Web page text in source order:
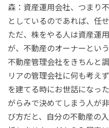
森：資産運用会社、つまり
としているのであれば、任
ただ、株をやる人は資産運
が、不動産のオーナーとい
不動産管理会社をきちんと
リアの管理会社に何も考え
を建てる時にお世話になっ
がらみで決めてしまう人が
び方だと、自分の不動産の